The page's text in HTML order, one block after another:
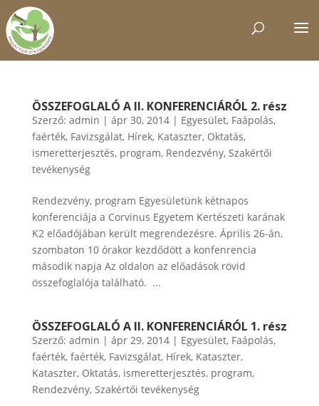
ÖSSZEFOGLALÓ A ll. KONFERENCIÁRÓL 2. rész
Szerző: admin | ápr 30, 2014| Egyesület, Faápolás,
faérték, Favizsgálat, Hírek, Kataszter, Oktatás,
ismeretterjesztés, program, Rendezvény, Szakértői
tevékenység
Rendezvény, program Egyesületünk kétnapos
konferenciája a Corvinus Egyetem Kertészeti karának
K2 előadójában került megrendezésre. Április 26-án,
szombaton 10 órakor kezdődött a konfenrencia
második napja Az oldalon az előadások rövid
összefoglalója található. ...
ÖSSZEFOGLALÓ A II. KONFERENCIÁRÓL 1. rész
Szerző: admin | ápr 29, 2014| Egyesület, Faápolás,
faérték, faérték, Favizsgálat, Hírek, Kataszter,
Kataszter, Oktatás, ismeretterjesztés, program,
Rendezvény, Szakértői tevékenység